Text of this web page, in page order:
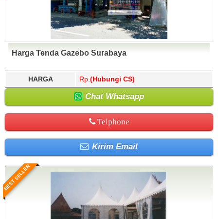
Harga Tenda Gazebo Surabaya
HARGA Rp. (Hubungi CS)
Chat Whatsapp
Telphone
Kirim Email
BEST SELLER